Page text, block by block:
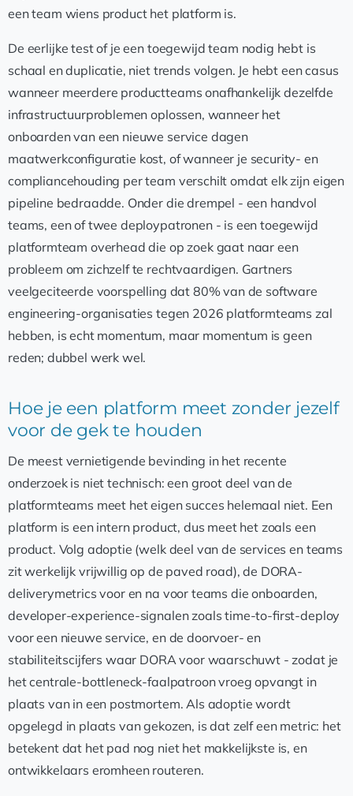
een team wiens product het platform is.
De eerlijke test of je een toegewijd team nodig hebt is
schaal en duplicatie, niet trends volgen. Je hebt een casus
wanneer meerdere productteams onafhankelijk dezelfde
infrastructuurproblemen oplossen, wanneer het
onboarden van een nieuwe service dagen
maatwerkconfiguratie kost, of wanneer je security- en
compliancehouding per team verschilt omdat elk zijn eigen
pipeline bedraadde. Onder die drempel - een handvol
teams, een of twee deploypatronen - is een toegewijd
platformteam overhead die op zoek gaat naar een
probleem om zichzelf te rechtvaardigen. Gartners
veelgeciteerde voorspelling dat 80% van de software
engineering-organisaties tegen 2026 platformteams zal
hebben, is echt momentum, maar momentum is geen
reden; dubbel werk wel.
Hoe je een platform meet zonder jezelf
voor de gek te houden
De meest vernietigende bevinding in het recente
onderzoek is niet technisch: een groot deel van de
platformteams meet het eigen succes helemaal niet. Een
platform is een intern product, dus meet het zoals een
product. Volg adoptie (welk deel van de services en teams
zit werkelijk vrijwillig op de paved road), de DORA-
deliverymetrics voor en na voor teams die onboarden,
developer-experience-signalen zoals time-to-first-deploy
voor een nieuwe service, en de doorvoer- en
stabiliteitscijfers waar DORA voor waarschuwt - zodat je
het centrale-bottleneck-faalpatroon vroeg opvangt in
plaats van in een postmortem. Als adoptie wordt
opgelegd in plaats van gekozen, is dat zelf een metric: het
betekent dat het pad nog niet het makkelijkste is, en
ontwikkelaars eromheen routeren.